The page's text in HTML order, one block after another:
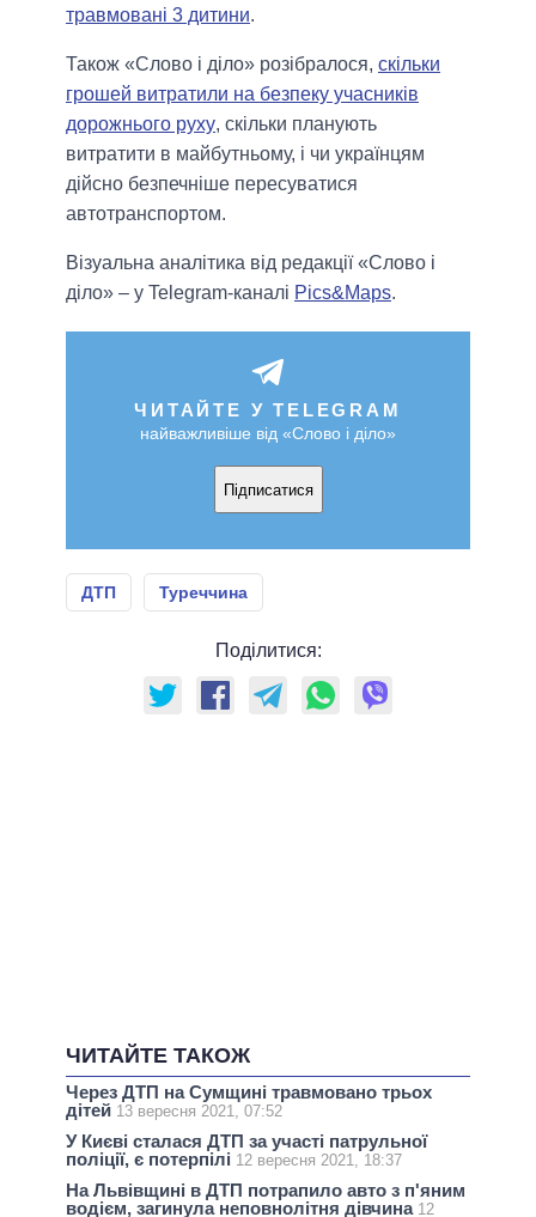
травмовані 3 дитини.
Також «Слово і діло» розібралося, скільки
грошей витратили на безпеку учасників
дорожнього руху, скільки планують
витратити в майбутньому, і чи українцям
дійсно безпечніше пересуватися
автотранспортом.
Візуальна аналітика від редакції «Слово і
діло» – у Telegram-каналі Pics&Maps.
ЧИТАЙТЕ У TELEGRAM
найважливіше від «Слово і діло»
Підписатися
ДТП Туреччина
Поділитися:
ЧИТАЙТЕ ТАКОЖ
Через ДТП на Сумщині травмовано трьох
дітей 13 вересня 2021, 07:52
У Києві сталася ДТП за участі патрульної
поліції, є потерпілі 12 вересня 2021, 18:37
На Львівщині в ДТП потрапило авто з п'яним
водієм, загинула неповнолітня дівчина 12